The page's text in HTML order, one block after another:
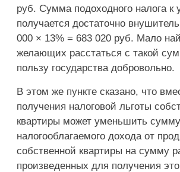
руб. Сумма подоходного налога к
получается достаточно
000 × 13% = 683 020 руб. Мало
желающих расстаться с такой
пользу государства добровольно.
В этом же пункте сказано, что
получения налоговой льготы
квартиры может уменьшить сумму
налогооблагаемого дохода от
собственной квартиры на сумму
произведенных для получения